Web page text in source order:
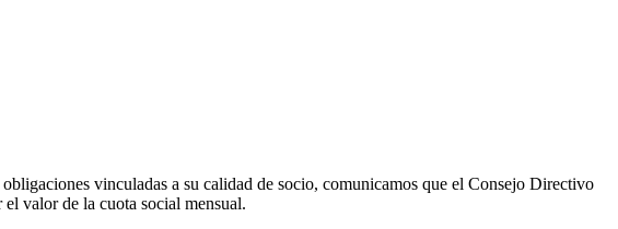
vinculadas a su calidad de socio, comunicamos que el Consejo Directivo
valor de la cuota social mensual.